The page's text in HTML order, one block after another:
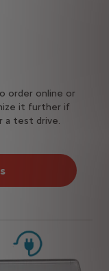
order online or
it further if
a test drive.